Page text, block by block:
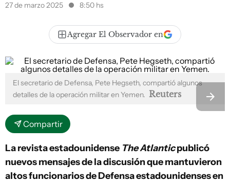
27 de marzo 2025 8:50 hs
Agregar El Observador en
El secretario de Defensa, Pete Hegseth, compartió algunos
detalles de la operación militar en Yemen. Reuters
Compartir
La revista estadounidense The Atlanticpublicó
nuevos mensajes de la discusión que mantuvieron
altos funcionarios de Defensa estadounidenses en